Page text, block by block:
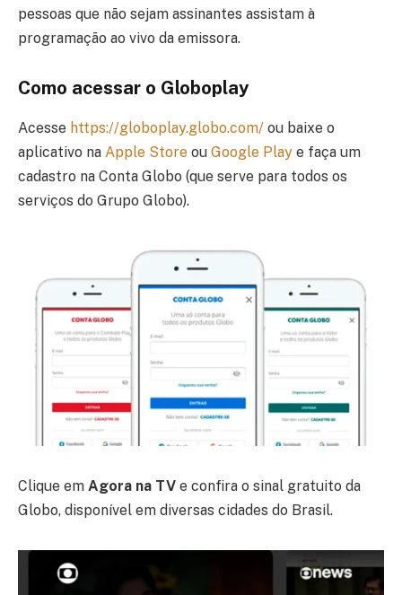
pessoas que não sejam assinantes assistam à
programação ao vivo da emissora.
Como acessar o Globoplay
Acesse https://globoplay.globo.com/ ou baixe o
aplicativo na Apple Store ou Google Play e faça um
cadastro na Conta Globo (que serve para todos os
serviços do Grupo Globo).
Clique em Agora na TV e confira o sinal gratuito da
Globo, disponível em diversas cidades do Brasil.